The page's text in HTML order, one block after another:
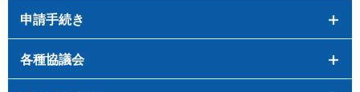
申請手続き
各種協議会